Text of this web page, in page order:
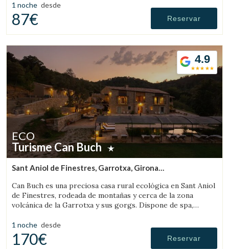
1 noche desde
87€ Reservar
4.9
ECO
Turisme Can Buch
Sant Aniol de Finestres, Garrotxa, Girona
Can Buch es una preciosa casa rural ecológica en Sant Aniol
de Finestres, rodeada de montañas y cerca de la zona
volcánica de la Garrotxa y sus gorgs. Dispone de spa,
1 noche desde
170€ Reservar